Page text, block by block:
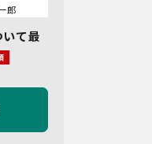
郎
保護
人情
て最